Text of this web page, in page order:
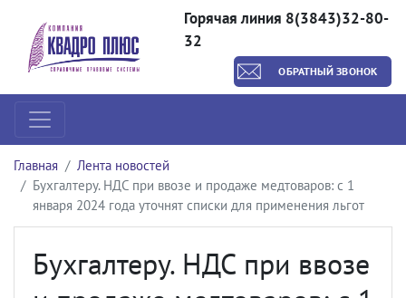
Горячая линия 8(3843)32-80-
32
ОБРАТНЫЙ ЗВОНОК
Главная
Лента новостей
Бухгалтеру. НДС при ввозе и продаже медтоваров: с 1
января 2024 года уточнят списки для применения льгот
Бухгалтеру. НДС при ввозе